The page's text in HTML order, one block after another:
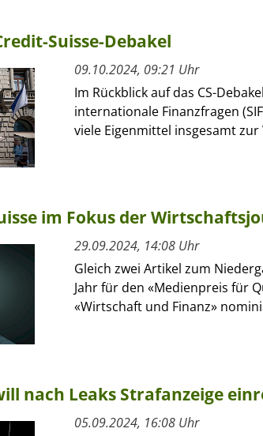
Suisse-Debakel
09.10.2024, 09:21 Uhr
Im Rückblick auf das CS-
internationale Finanzfragen
viele Eigenmittel insgesamt
im Fokus der
29.09.2024, 14:08 Uhr
Gleich zwei Artikel zum
Jahr für den «Medienpreis für
«Wirtschaft und Finanz»
nach Leaks Strafanzeige
05.09.2024, 16:08 Uhr